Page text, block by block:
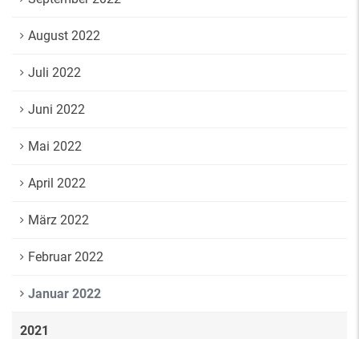
August 2022
Juli 2022
Juni 2022
Mai 2022
April 2022
März 2022
Februar 2022
Januar 2022
2021